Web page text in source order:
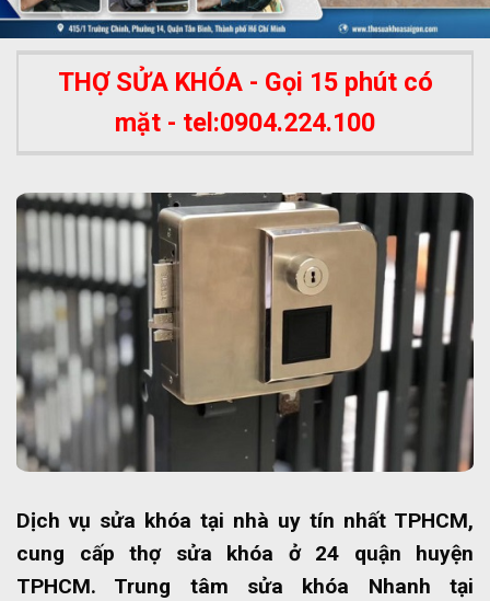
Dịch vụ sửa khóa tại nhà uy tín nhất TPHCM,
cung cấp thợ sửa khóa ở 24 quận huyện
TPHCM. Trung tâm sửa khóa Nhanh tại
THỢ SỬA KHÓA - Gọi 15 phút có
mặt - tel:0904.224.100